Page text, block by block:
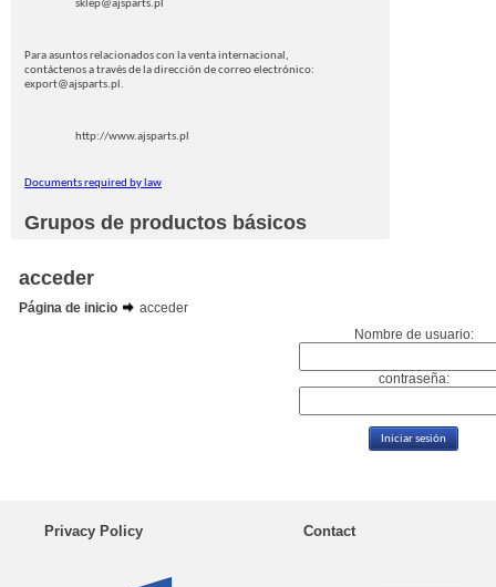
sklep@ajsparts.pl
Para asuntos relacionados con la venta internacional,
contáctenos a través de la dirección de correo electrónico:
export@ajsparts.pl.
http://www.ajsparts.pl
Documents required by law
Grupos de productos básicos
acceder
Página de inicio
acceder
Nombre de usuario:
contraseña:
Privacy Policy Contact